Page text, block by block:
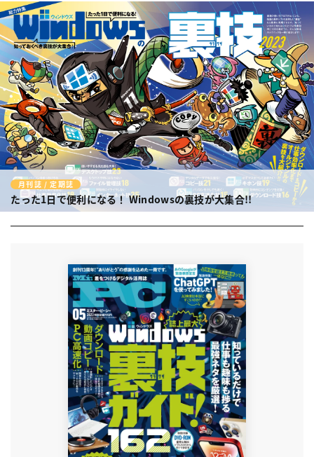
月刊誌 / 定期誌
たった1日で便利になる！Windowsの裏技が大集合!!